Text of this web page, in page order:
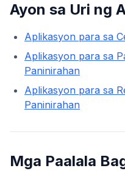
Ayon sa Uri ng
Aplikasyon para sa
Aplikasyon para sa
Paninirahan
Aplikasyon para sa
Paninirahan
Mga Paalala